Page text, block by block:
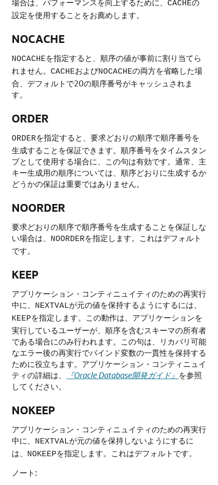
場合は、パフォーマンスを向上するために、 CACHEの
設定を使用することをお薦めします。
NOCACHE
NOCACHEを指定すると、順序の値が事前に割り当てら
れません。
CACHEおよびNOCACHEの両方を省略した場
合、デフォルトで20の順序番号がキャッシュされま
す。
ORDER
ORDERを指定すると、要求どおりの順序で順序番号を
生成することを保証できます。順序番号をタイムスタン
プとして使用する場合に、この句は有効です。通常、主
キー生成用の順序については、順序どおりに生成するか
どうかの保証は重要ではありません。
NOORDER
要求どおりの順序で順序番号を生成することを保証しな
い場合は、
NOORDERを指定します。これはデフォルト
です。
KEEP
アプリケーション・コンティニュイティのための再実行
中に、
NEXTVALが元の値を保持するようにするには、
KEEPを指定します。この動作は、アプリケーションを
実行しているユーザーが、順序を含むスキーマの所有者
である場合にのみ行われます。この句は、リカバリ可能
なエラー後の再実行でバインド変数の一貫性を保持する
ために役立ちます。アプリケーション・コンティニュイ
ティの詳細は、
『Oracle Database開発ガイド』 を参照
してください。
NOKEEP
アプリケーション・コンティニュイティのための再実行
中に、
NEXTVALが元の値を保持しないようにするに
は、
NOKEEPを指定します。これはデフォルトです。
ノート: